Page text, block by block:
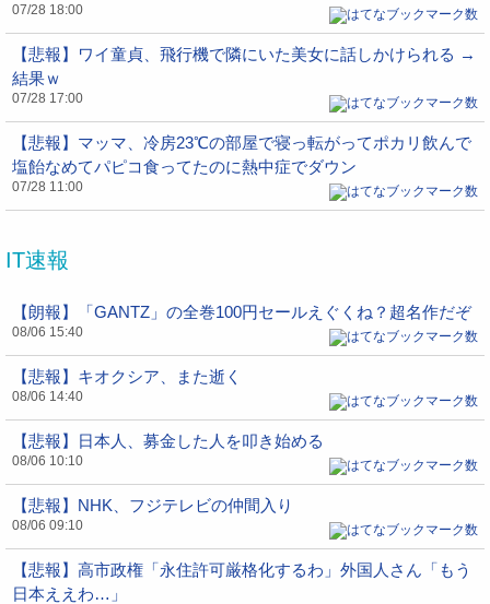
07/28 18:00
【悲報】ワイ童貞、飛行機で隣にいた美女に話しかけられる →
結果ｗ
07/28 17:00
【悲報】マッマ、冷房23℃の部屋で寝っ転がってポカリ飲んで
塩飴なめてパピコ食ってたのに熱中症でダウン
07/28 11:00
IT速報
【朗報】「GANTZ」の全巻100円セールえぐくね？超名作だぞ
08/06 15:40
【悲報】キオクシア、また逝く
08/06 14:40
【悲報】日本人、募金した人を叩き始める
08/06 10:10
【悲報】NHK、フジテレビの仲間入り
08/06 09:10
【悲報】高市政権「永住許可厳格化するわ」外国人さん「もう
日本ええわ…」